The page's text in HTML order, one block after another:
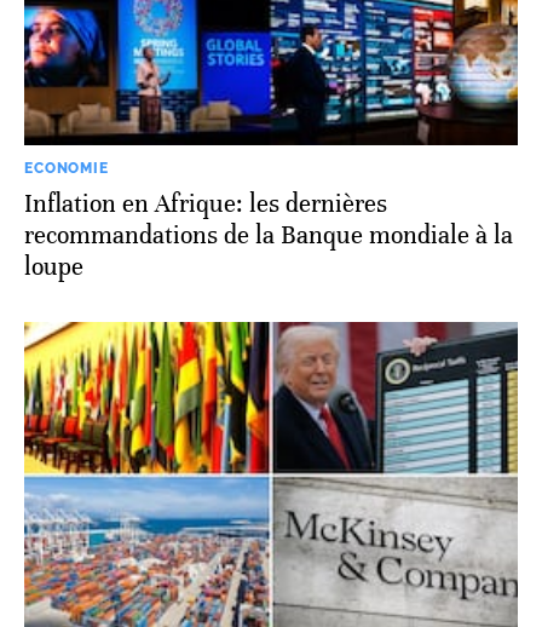
ECONOMIE
Inflation en Afrique: les dernières
recommandations de la Banque mondiale à la
loupe